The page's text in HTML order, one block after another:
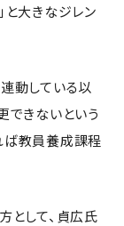
と大きなジレン
動している以
できないという
ば教員養成課程
として、貞広氏